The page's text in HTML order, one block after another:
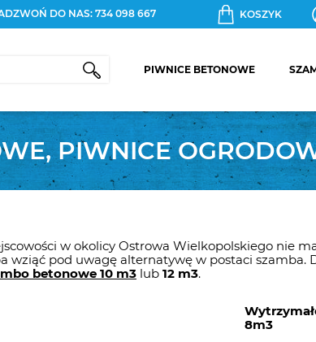
DO NAS:734 098 667 KOSZYK
PIWNICE BETONOWE
PIWNICE
w okolicy Ostrowa Wielkopolskiego nie
wziąć pod uwagę alternatywę w postaci szamba.
betonowe 10 m3 lub 12 m3.
8m3